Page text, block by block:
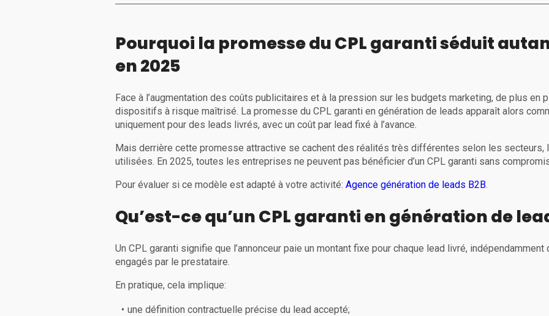
Pourquoi la promesse du CPL garanti séduit
en 2025
Face à l’augmentation des coûts publicitaires et à la pression sur les budgets marketing, de plus en
dispositifs à risque maîtrisé. La promesse du CPL garanti en génération de leads apparaît alors
uniquement pour des leads livrés, avec un coût par lead fixé à l’avance.
Mais derrière cette promesse attractive se cachent des réalités très différentes selon les secteurs,
utilisées. En 2025, toutes les entreprises ne peuvent pas bénéficier d’un CPL garanti sans
Pour évaluer si ce modèle est adapté à votre activité:Agence génération de leads B2B.
Qu’est-ce qu’un CPL garanti en génération de
Un CPL garanti signifie que l’annonceur paie un montant fixe pour chaque lead livré,
engagés par le prestataire.
En pratique, cela implique:
une définition contractuelle précise du lead accepté;